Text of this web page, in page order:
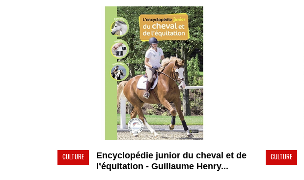
CULTURE
Encyclopédie junior du cheval et de
l’équitation - Guillaume Henry...
CULTURE